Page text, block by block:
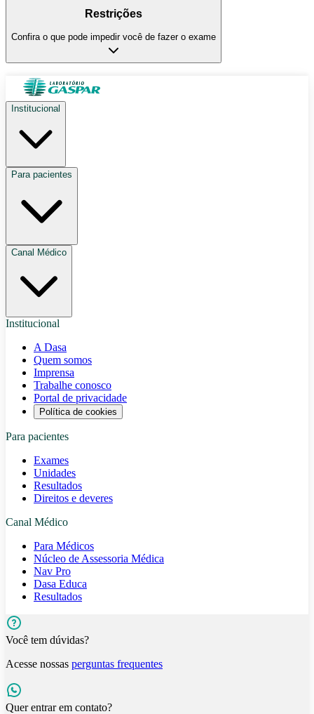
Restrições
Confira o que pode impedir você de fazer o exame
Institucional
Para pacientes
Canal Médico
Institucional
A Dasa
Quem somos
Imprensa
Trabalhe conosco
Portal de privacidade
Política de cookies
Para pacientes
Exames
Unidades
Resultados
Direitos e deveres
Canal Médico
Para Médicos
Núcleo de Assessoria Médica
Nav Pro
Dasa Educa
Resultados
Você tem dúvidas?
Acesse nossas perguntas frequentes
Quer entrar em contato?